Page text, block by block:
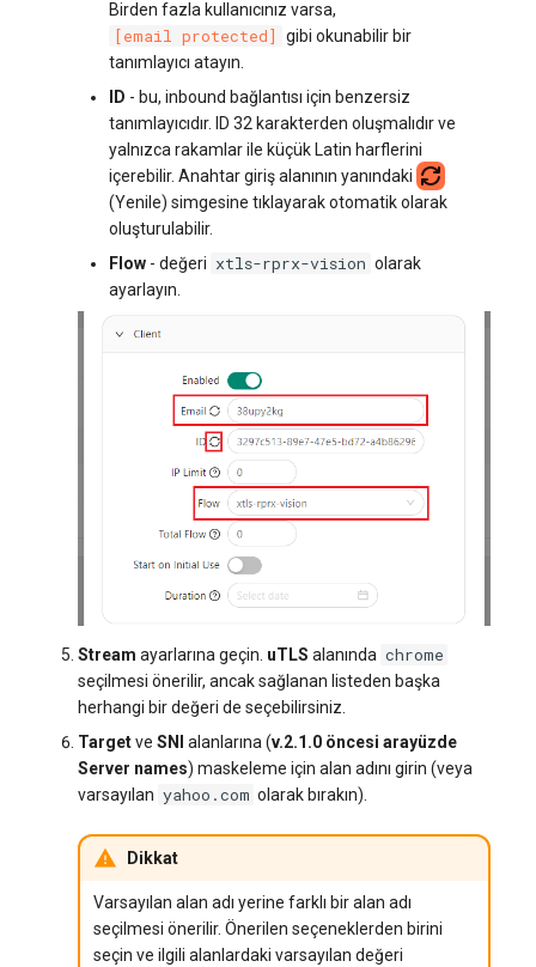
Birden fazla kullanıcınız varsa,
[email protected]
gibi okunabilir bir
tanımlayıcı atayın.
ID - bu, inbound bağlantısı için benzersiz
tanımlayıcıdır. ID 32 karakterden oluşmalıdır ve
yalnızca rakamlar ile küçük Latin harflerini
içerebilir. Anahtar giriş alanının yanındaki
(Yenile) simgesine tıklayarak otomatik olarak
oluşturulabilir.
Flow- değeri xtls-rprx-vision olarak
ayarlayın.
Stream ayarlarına geçin. uTLS alanında chrome
seçilmesi önerilir, ancak sağlanan listeden başka
herhangi bir değeri de seçebilirsiniz.
Targetve SNI alanlarına (v.2.1.0 öncesi arayüzde
Server names) maskeleme için alan adını girin (veya
varsayılan yahoo.com olarak bırakın).
Dikkat
Varsayılan alan adı yerine farklı bir alan adı
seçilmesi önerilir. Önerilen seçeneklerden birini
seçin ve ilgili alanlardaki varsayılan değeri